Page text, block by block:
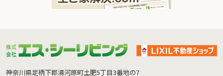
神奈川県足柄下郡湯河原町土肥5丁目3番地の7